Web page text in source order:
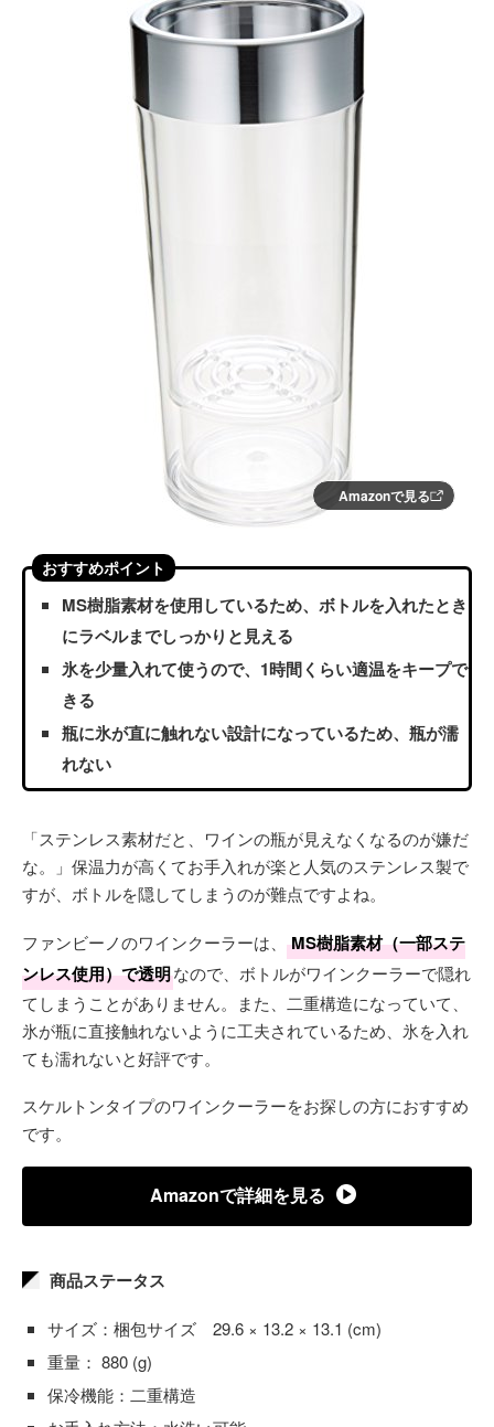
Amazonで見る
おすすめポイント
MS樹脂素材を使用しているため、ボトルを入れたとき
にラベルまでしっかりと見える
氷を少量入れて使うので、1時間くらい適温をキープで
きる
瓶に氷が直に触れない設計になっているため、瓶が濡
れない
「ステンレス素材だと、ワインの瓶が見えなくなるのが嫌だ
な。」保温力が高くてお手入れが楽と人気のステンレス製で
すが、ボトルを隠してしまうのが難点ですよね。
ファンビーノのワインクーラーは、
MS樹脂素材（一部ステ
ンレス使用）で透明なので、ボトルがワインクーラーで隠れ
てしまうことがありません。また、二重構造になっていて、
氷が瓶に直接触れないように工夫されているため、氷を入れ
ても濡れないと好評です。
スケルトンタイプのワインクーラーをお探しの方におすすめ
です。
Amazonで詳細を見る
商品ステータス
サイズ：梱包サイズ 29.6 × 13.2 × 13.1 (cm)
重量： 880 (g)
保冷機能：二重構造